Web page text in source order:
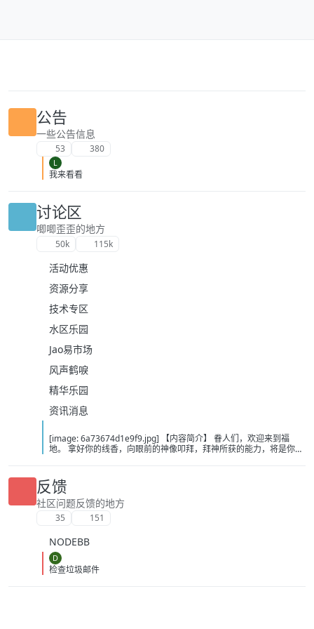
公告
一些公告信息
53 380
L
我来看看
讨论区
唧唧歪歪的地方
50k 115k
活动优惠
资源分享
技术专区
水区乐园
Jao易市场
风声鹤唳
精华乐园
资讯消息
[image: 6a73674d1e9f9.jpg] 【内容简介】 眷人们，欢迎来到福
地。 拿好你的线香，向眼前的神像叩拜，拜神所获的能力，将是你们
悲剧轮回…… 【作者简介】 作者：幻梦猎人，起点中文网作者，代表
作品：《灾厄收容所》《诡异分解指南》《天灾疯人院》《基因收容
所》等 【下载地址】 百度：
https://pan.baidu.com/s/1CTpsB1_Ju5NwzAhO0MvwZQ?pwd=9a1v
夸克：https://pan.quark.cn/s/ffe07719ebb3?pwd=aUYh 移动：
反馈
社区问题反馈的地方
35 151
NODEBB
D
检查垃圾邮件